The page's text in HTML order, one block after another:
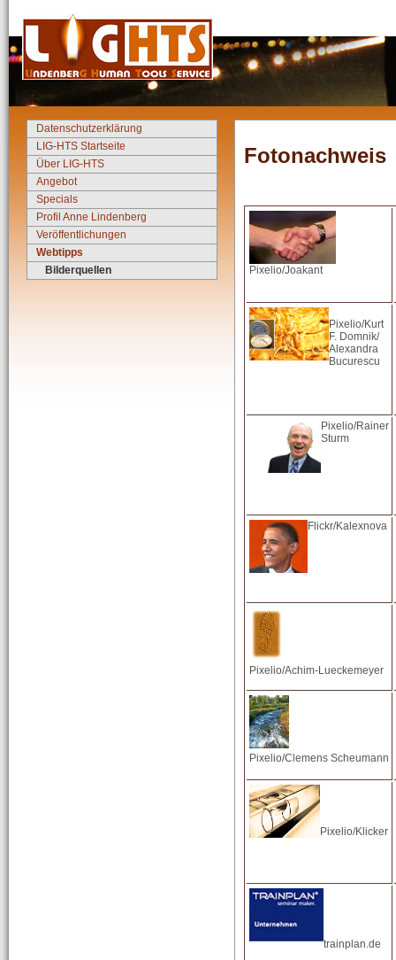
Datenschutzerklärung
LIG-HTS Startseite
Über LIG-HTS
Angebot
Specials
Profil Anne Lindenberg
Veröffentlichungen
Webtipps
Bilderquellen
Fotonachweis
Pixelio/Joakant
Pixelio/Kurt
F. Domnik/
Alexandra
Bucurescu
Pixelio/Rainer
Sturm
Flickr/Kalexnova
Pixelio/Achim-Lueckemeyer
Pixelio/Clemens Scheumann
Pixelio/Klicker
trainplan.de